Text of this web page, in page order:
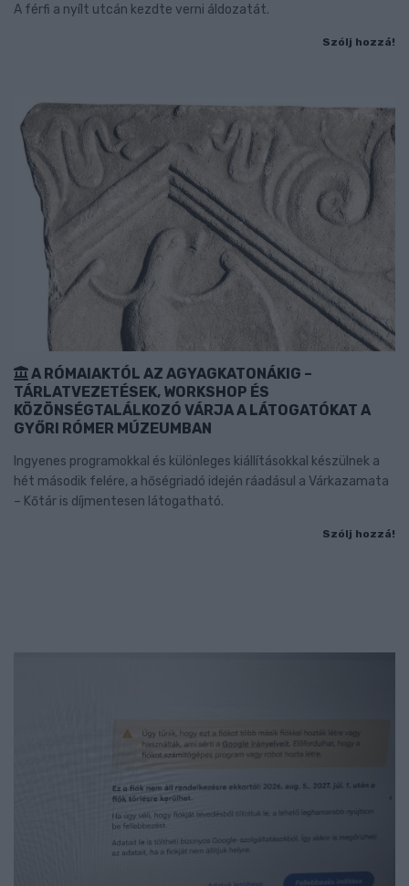
A férfi a nyílt utcán kezdte verni áldozatát.
Szólj hozzá!
A RÓMAIAKTÓL AZ AGYAGKATONÁKIG –
TÁRLATVEZETÉSEK, WORKSHOP ÉS
KÖZÖNSÉGTALÁLKOZÓ VÁRJA A LÁTOGATÓKAT A
GYŐRI RÓMER MÚZEUMBAN
Ingyenes programokkal és különleges kiállításokkal készülnek a
hét második felére, a hőségriadó idején ráadásul a Várkazamata
– Kőtár is díjmentesen látogatható.
Szólj hozzá!